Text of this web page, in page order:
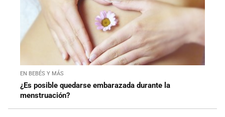
EN BEBÉS Y MÁS
¿Es posible quedarse embarazada durante la
menstruación?